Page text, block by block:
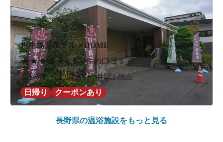
川中島温泉テルメDOME
★★★★★4.679件の口コミ
長野県 / 長野周辺 / 今井駅1.0km
日帰り
クーポンあり
長野県の温浴施設をもっと見る